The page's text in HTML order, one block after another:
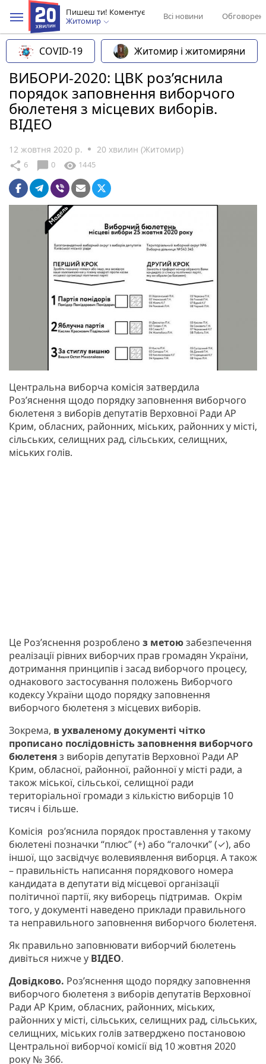
Пишеш ти! Коментує
Житомир
Всі новини
COVID-19 Житомир і житомиряни
ВИБОРИ-2020: ЦВК роз’яснила
порядок заповнення виборчого
бюлетеня з місцевих виборів.
ВІДЕО
12 жовтня 2020 р. 20 хвилин (Житомир)
share 6 chat_bubble 0 visibility 1445
Центральна виборча комісія затвердила
Роз’яснення щодо порядку заповнення виборчого
бюлетеня з виборів депутатів Верховної Ради АР
Крим, обласних, районних, міських, районних у місті,
сільських, селищних рад, сільських, селищних,
міських голів.
Це Роз’яснення розроблено з метоюзабезпечення
реалізації рівних виборчих прав громадян України,
дотримання принципів і засад виборчого процесу,
однакового застосування положень Виборчого
кодексу України щодо порядку заповнення
виборчого бюлетеня з місцевих виборів.
Зокрема, в ухваленому документі чітко
прописано послідовність заповнення виборчого
бюлетеняз виборів депутатів Верховної Ради АР
Крим, обласної, районної, районної у місті ради, а
також міської, сільської, селищної ради
територіальної громади з кількістю виборців 10
тисяч і більше.
Комісія розʼяснила порядок проставлення у такому
бюлетені позначки “плюс” (+) або “галочки” (✓), або
іншої, що засвідчує волевиявлення виборця. А також
– правильність написання порядкового номера
кандидата в депутати від місцевої організації
політичної партії, яку виборець підтримав. Окрім
того, у документі наведено приклади правильного
та неправильного заповнення виборчого бюлетеня.
Як правильно заповнювати виборчий бюлетень
дивіться нижче у ВІДЕО.
Довідково. Роз’яснення щодо порядку заповнення
виборчого бюлетеня з виборів депутатів Верховної
Ради АР Крим, обласних, районних, міських,
районних у місті, сільських, селищних рад, сільських,
селищних, міських голів затверджено постановою
Центральної виборчої комісії від 10 жовтня 2020
року № 366.